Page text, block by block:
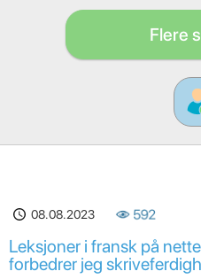
Flere
08.08.2023 592
Leksjoner i fransk på
forbedrer jeg